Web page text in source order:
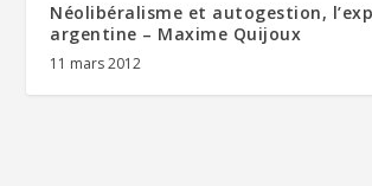
Néolibéralisme et autogestion,
argentine – Maxime Quijoux
11 mars 2012